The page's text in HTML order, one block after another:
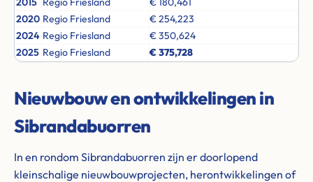
2020 Regio Friesland
€ 254,223
2024 Regio Friesland
€ 350,624
2025 Regio Friesland € 375,728
Nieuwbouw en ontwikkelingen in
Sibrandabuorren
In en rondom Sibrandabuorren zijn er doorlopend
kleinschalige nieuwbouwprojecten, herontwikkelingen of